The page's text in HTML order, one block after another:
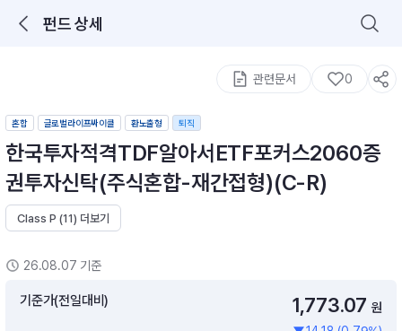
펀드 상세
구성종목 검색
관련문서 0
혼합 글로벌라이프싸이클 환노출형 퇴직
한국투자적격TDF알아서ETF포커스2060증
권투자신탁(주식혼합-재간접형)(C-R)
Class P (11) 더보기
26.08.07 기준
기준가(전일대비) 1,773.07 원
추천 메뉴
ETF 랭킹